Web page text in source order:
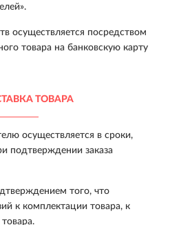
осуществляется посредством
товара на банковскую карту
ТОВАРА
осуществляется в сроки,
подтверждении заказа
того, что
к комплектации товара, к